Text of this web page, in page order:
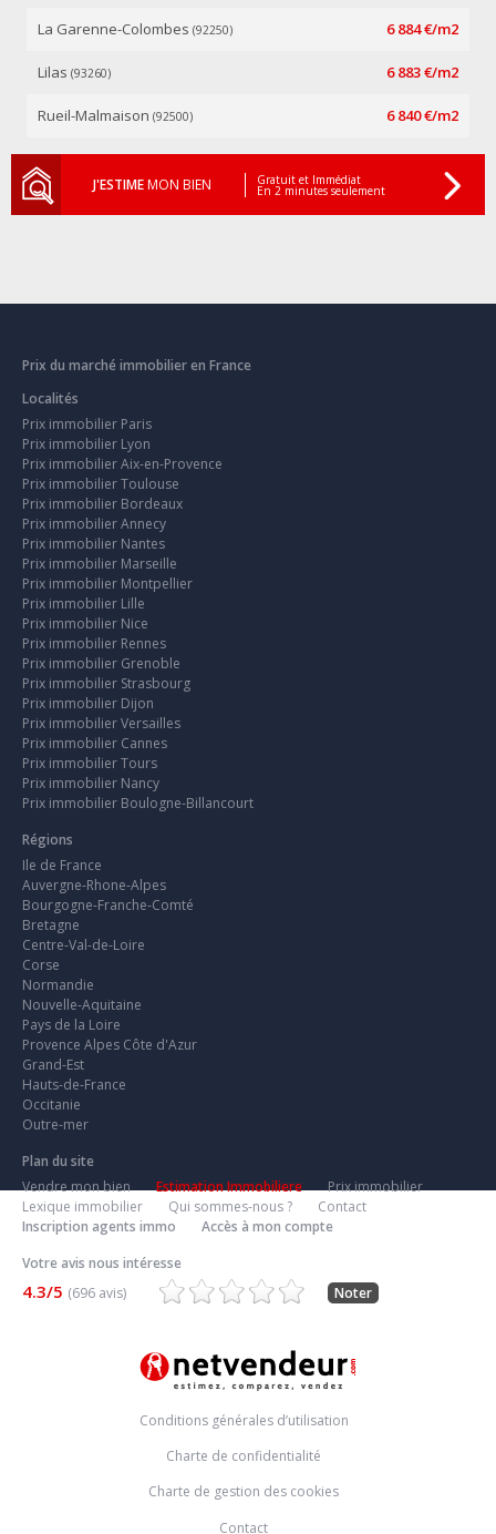
La Garenne-Colombes (92250) 6 884 €/m2
Lilas (93260) 6 883 €/m2
Rueil-Malmaison (92500) 6 840 €/m2
J'ESTIMEMON BIEN Gratuit et Immédiat
En 2 minutes seulement
Prix du marché immobilier en France
Localités
Prix immobilier Paris
Prix immobilier Lyon
Prix immobilier Aix-en-Provence
Prix immobilier Toulouse
Prix immobilier Bordeaux
Prix immobilier Annecy
Prix immobilier Nantes
Prix immobilier Marseille
Prix immobilier Montpellier
Prix immobilier Lille
Prix immobilier Nice
Prix immobilier Rennes
Prix immobilier Grenoble
Prix immobilier Strasbourg
Prix immobilier Dijon
Prix immobilier Versailles
Prix immobilier Cannes
Prix immobilier Tours
Prix immobilier Nancy
Prix immobilier Boulogne-Billancourt
Régions
Ile de France
Auvergne-Rhone-Alpes
Bourgogne-Franche-Comté
Bretagne
Centre-Val-de-Loire
Corse
Normandie
Nouvelle-Aquitaine
Pays de la Loire
Provence Alpes Côte d'Azur
Grand-Est
Hauts-de-France
Occitanie
Outre-mer
Plan du site
Vendre mon bien
Estimation Immobiliere
Prix immobilier
Lexique immobilier
Qui sommes-nous ?
Contact
Inscription agents immo
Accès à mon compte
Votre avis nous intéresse
4.3/5 (696 avis) Noter
Conditions générales d’utilisation
Charte de confidentialité
Charte de gestion des cookies
Contact